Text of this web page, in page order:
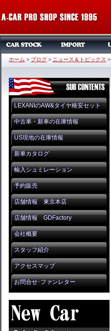
ホーム > ブログ > ニュース＆トピックス >
LEXANIのAW&タイヤ格安セット
中古車・新車の在庫情報
US現地の在庫情報
新車カタログ
輸入シュミレーション
予約販売
店舗情報 東京本店
店舗情報 GDFactory
会社概要
スタッフ紹介
アクセスマップ
お問合せ･ファンレター